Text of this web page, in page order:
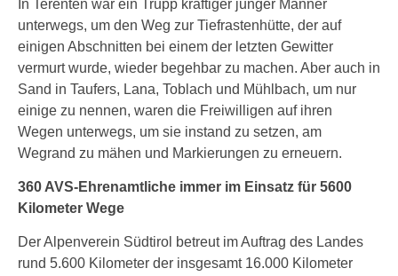
In Terenten war ein Trupp kräftiger junger Männer
unterwegs, um den Weg zur Tiefrastenhütte, der auf
einigen Abschnitten bei einem der letzten Gewitter
vermurt wurde, wieder begehbar zu machen. Aber auch in
Sand in Taufers, Lana, Toblach und Mühlbach, um nur
einige zu nennen, waren die Freiwilligen auf ihren
Wegen unterwegs, um sie instand zu setzen, am
Wegrand zu mähen und Markierungen zu erneuern.
360 AVS-Ehrenamtliche immer im Einsatz für 5600
Kilometer Wege
Der Alpenverein Südtirol betreut im Auftrag des Landes
rund 5.600 Kilometer der insgesamt 16.000 Kilometer